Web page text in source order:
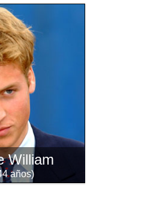
William
años)